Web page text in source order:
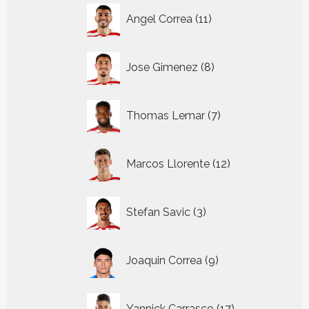
Angel Correa 11
producten
Jose Gimenez 8
producten
Thomas Lemar 7
producten
Marcos Llorente 12
producten
Stefan Savic 3
producten
Joaquin Correa 9
producten